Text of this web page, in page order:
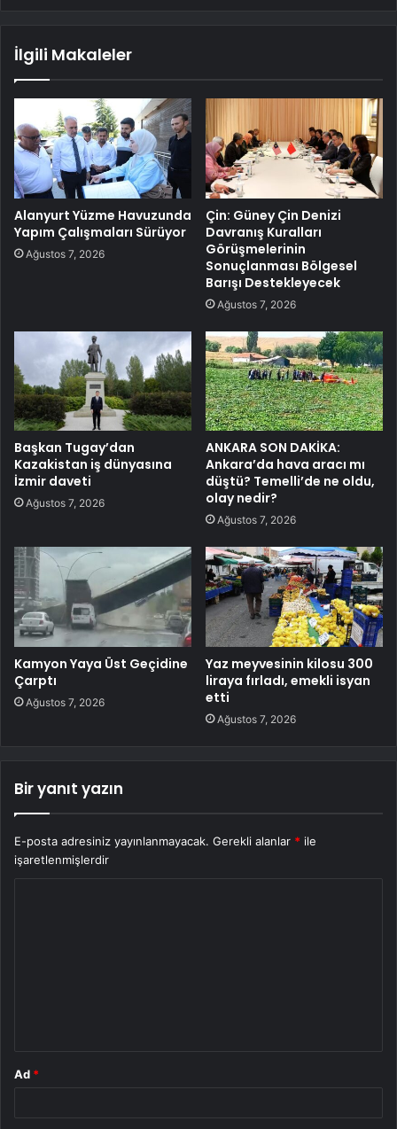
İlgili Makaleler
Alanyurt Yüzme Havuzunda
Yapım Çalışmaları Sürüyor
Ağustos 7, 2026
Çin: Güney Çin Denizi
Davranış Kuralları
Görüşmelerinin
Sonuçlanması Bölgesel
Barışı Destekleyecek
Ağustos 7, 2026
Başkan Tugay’dan
Kazakistan iş dünyasına
İzmir daveti
Ağustos 7, 2026
ANKARA SON DAKİKA:
Ankara’da hava aracı mı
düştü? Temelli’de ne oldu,
olay nedir?
Ağustos 7, 2026
Kamyon Yaya Üst Geçidine
Çarptı
Ağustos 7, 2026
Yaz meyvesinin kilosu 300
liraya fırladı, emekli isyan
etti
Ağustos 7, 2026
Bir yanıt yazın
E-posta adresiniz yayınlanmayacak. Gerekli alanlar * ile
işaretlenmişlerdir
Ad *